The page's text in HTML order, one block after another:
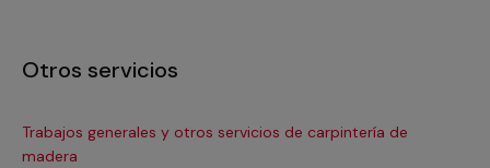
Otros servicios
Trabajos generales y otros servicios de carpintería de
madera